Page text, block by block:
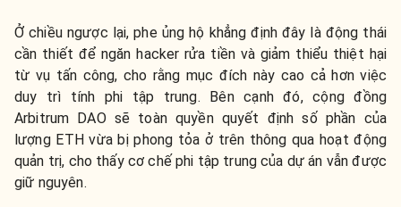
Ở chiều ngược lại, phe ủng hộ khẳng định đây là động thái
cần thiết để ngăn hacker rửa tiền và giảm thiểu thiệt hại
từ vụ tấn công, cho rằng mục đích này cao cả hơn việc
duy trì tính phi tập trung. Bên cạnh đó, cộng đồng
Arbitrum DAO sẽ toàn quyền quyết định số phần của
lượng ETH vừa bị phong tỏa ở trên thông qua hoạt động
quản trị, cho thấy cơ chế phi tập trung của dự án vẫn được
giữ nguyên.